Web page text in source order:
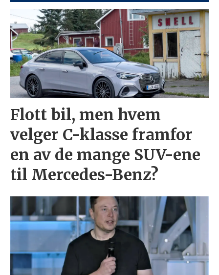
Flott bil, men hvem
velger C-klasse framfor
en av de mange SUV-ene
til Mercedes-Benz?